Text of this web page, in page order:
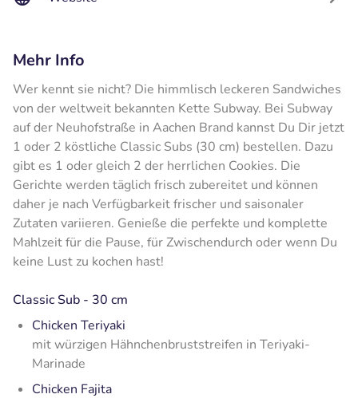
Mehr Info
Wer kennt sie nicht? Die himmlisch leckeren Sandwiches
von der weltweit bekannten Kette Subway. Bei Subway
auf der Neuhofstraße in Aachen Brand kannst Du Dir jetzt
1 oder 2 köstliche Classic Subs (30 cm) bestellen. Dazu
gibt es 1 oder gleich 2 der herrlichen Cookies. Die
Gerichte werden täglich frisch zubereitet und können
daher je nach Verfügbarkeit frischer und saisonaler
Zutaten variieren. Genieße die perfekte und komplette
Mahlzeit für die Pause, für Zwischendurch oder wenn Du
keine Lust zu kochen hast!
ClassicSub - 30 cm
Chicken Teriyaki
mit würzigen Hähnchenbruststreifen in Teriyaki-
Marinade
Chicken Fajita